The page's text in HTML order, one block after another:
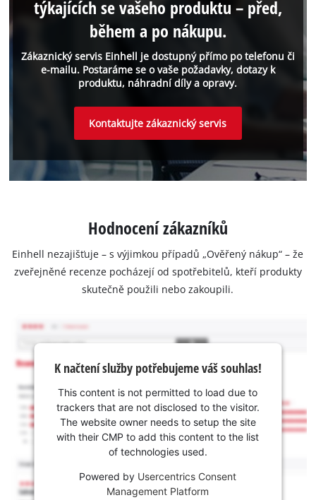
Zákaznický servis Einhell je dostupný přímo po telefonu či
e-mailu. Postaráme se o vaše požadavky, dotazy k
produktu, náhradní díly a opravy.
týkajících se vašeho produktu – před,
během a po nákupu.
Kontaktujte zákaznický servis
Hodnocení zákazníků
Einhell nezajišťuje – s výjimkou případů „Ověřený nákup“ – že
zveřejněné recenze pocházejí od spotřebitelů, kteří produkty
skutečně použili nebo zakoupili.
K načtení služby potřebujeme váš souhlas!
This content is not permitted to load due to
trackers that are not disclosed to the visitor.
The website owner needs to setup the site
with their CMP to add this content to the list
of technologies used.
Powered by Usercentrics Consent
Management Platform